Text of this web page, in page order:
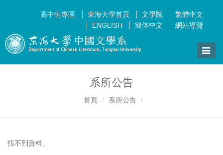
高中生專區 東海大學首頁 文學院
繁體中文
ENGLISH
簡体中文 網站導覽
Toggle
系所公告
首頁 系所公告
找不到資料。